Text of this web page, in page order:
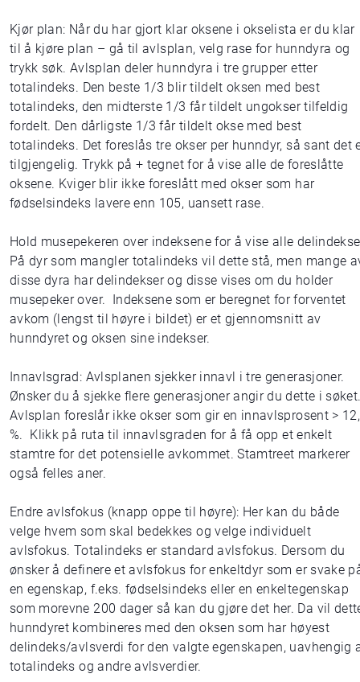
Kjør plan: Når du har gjort klar oksene i okselista er du klar
til å kjøre plan – gå til avlsplan, velg rase for hunndyra og
trykk søk. Avlsplan deler hunndyra i tre grupper etter
totalindeks. Den beste 1/3 blir tildelt oksen med best
totalindeks, den midterste 1/3 får tildelt ungokser tilfeldig
fordelt. Den dårligste 1/3 får tildelt okse med best
totalindeks. Det foreslås tre okser per hunndyr, så sant det
tilgjengelig. Trykk på + tegnet for å vise alle de foreslåtte
oksene. Kviger blir ikke foreslått med okser som har
fødselsindeks lavere enn 105, uansett rase.
Hold musepekeren over indeksene for å vise alle
På dyr som mangler totalindeks vil dette stå, men mange
disse dyra har delindekser og disse vises om du holder
musepeker over. Indeksene som er beregnet for forventet
avkom (lengst til høyre i bildet) er et gjennomsnitt av
hunndyret og oksen sine indekser.
Innavlsgrad: Avlsplanen sjekker innavl i tre generasjoner.
Ønsker du å sjekke flere generasjoner angir du dette i
Avlsplan foreslår ikke okser som gir en innavlsprosent >
%. Klikk på ruta til innavlsgraden for å få opp et enkelt
stamtre for det potensielle avkommet. Stamtreet markerer
også felles aner.
Endre avlsfokus (knapp oppe til høyre): Her kan du både
velge hvem som skal bedekkes og velge individuelt
avlsfokus. Totalindeks er standard avlsfokus. Dersom du
ønsker å definere et avlsfokus for enkeltdyr som er svake
en egenskap, f.eks. fødselsindeks eller en enkeltegenskap
som morevne 200 dager så kan du gjøre det her. Da vil
hunndyret kombineres med den oksen som har høyest
delindeks/avlsverdi for den valgte egenskapen, uavhengig
totalindeks og andre avlsverdier.